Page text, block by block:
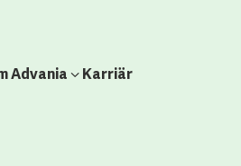
Advania Karriär